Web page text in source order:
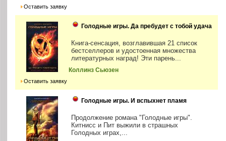
Оставить заявку
Голодные игры. Да пребудет с тобой удача
Книга-сенсация, возглавившая 21 список
бестселлеров и удостоенная множества
литературных наград! Эти парень...
Коллинз Сьюзен
Оставить заявку
Голодные игры. И вспыхнет пламя
Продолжение романа "Голодные игры".
Китнисс и Пит выжили в страшных
Голодных играх,...